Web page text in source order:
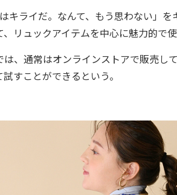
ライだ。なんて、もう思わない」
リュックアイテムを中心に魅力的で
、通常はオンラインストアで販売し
すことができるという。